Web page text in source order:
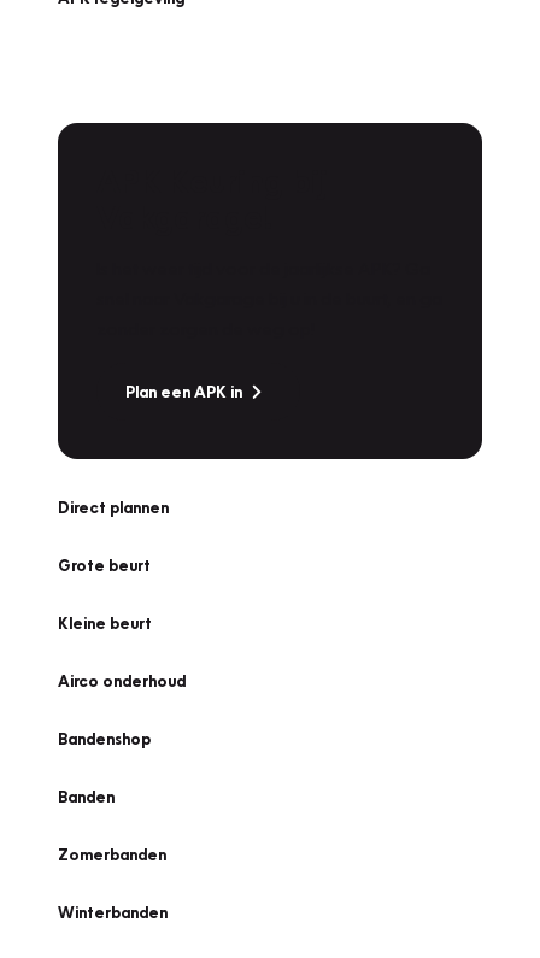
Plan een APK in
Direct plannen
Grote beurt
Kleine beurt
Airco onderhoud
Bandenshop
Banden
Zomerbanden
Winterbanden